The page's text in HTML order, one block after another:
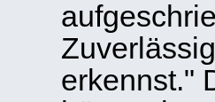
erkennst."